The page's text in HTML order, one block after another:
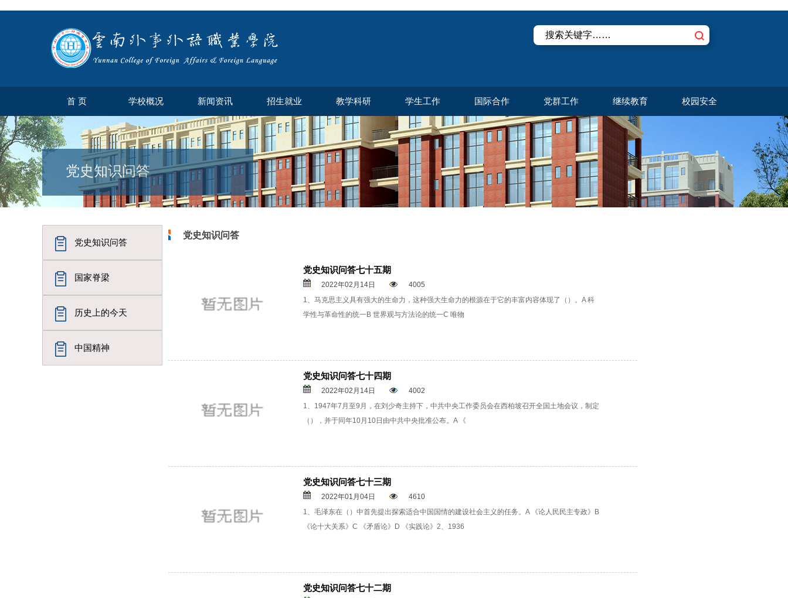
首 页 学校概况 新闻资讯 招生就业 教学科研 学生工作 国际合作 党群工作 继续教育 校园安全
党史知识问答
党史知识问答
国家脊梁
历史上的今天
中国精神
党史知识问答
党史知识问答七十五期
2022年02月14日
4005
1、马克思主义具有强大的生命力，这种强大生命力的根源在于它的丰富内容体现了（）。A 科
学性与革命性的统一B 世界观与方法论的统一C 唯物
党史知识问答七十四期
2022年02月14日
4002
1、1947年7月至9月，在刘少奇主持下，中共中央工作委员会在西柏坡召开全国土地会议，制定
（），并于同年10月10日由中共中央批准公布。A 《
党史知识问答七十三期
2022年01月04日
4610
1、毛泽东在（）中首先提出探索适合中国国情的建设社会主义的任务。A 《论人民民主专政》B
《论十大关系》C 《矛盾论》D 《实践论》2、1936
党史知识问答七十二期